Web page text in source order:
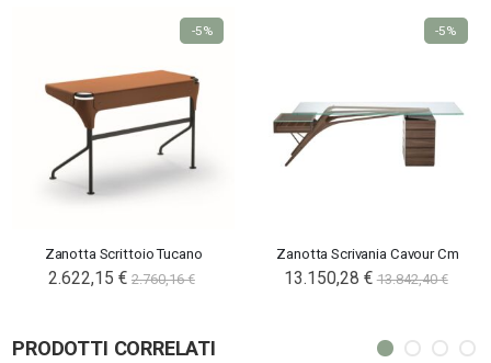
Zanotta Scrittoio Tucano
2.622,15 € 2.760,16 €
-5%
Zanotta Scrivania Cavour Cm
13.150,28 € 13.842,40 €
-5%
PRODOTTI CORRELATI